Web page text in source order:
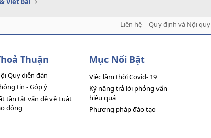
Liên hệ Quy định và Nội quy
Thuận
Quy diễn đàn
tin - Góp ý
tần tật vấn đề về Luật
động
Mục Nổi Bật
Việc làm thời Covid- 19
Kỹ năng trả lời phỏng vấn
hiệu quả
Phương pháp đào tạo